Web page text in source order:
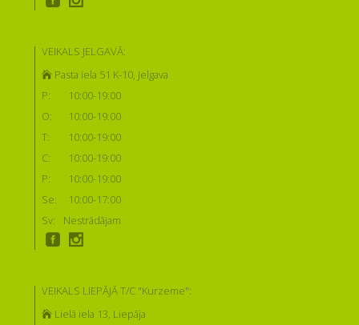
VEIKALS JELGAVĀ:
Pasta iela 51 K-10, Jelgava
P:
10:00-19:00
O:
10:00-19:00
T:
10:00-19:00
C:
10:00-19:00
P:
10:00-19:00
Se:
10:00-17:00
Sv:
Nestrādājam
VEIKALS LIEPĀJĀ T/C "Kurzeme":
Lielā iela 13, Liepāja